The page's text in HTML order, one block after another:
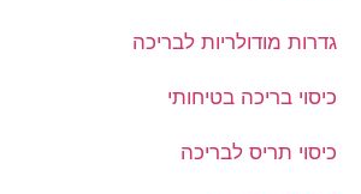
גדרות מודולריות לבריכה
כיסוי בריכה בטיחותי
כיסוי תריס לבריכה